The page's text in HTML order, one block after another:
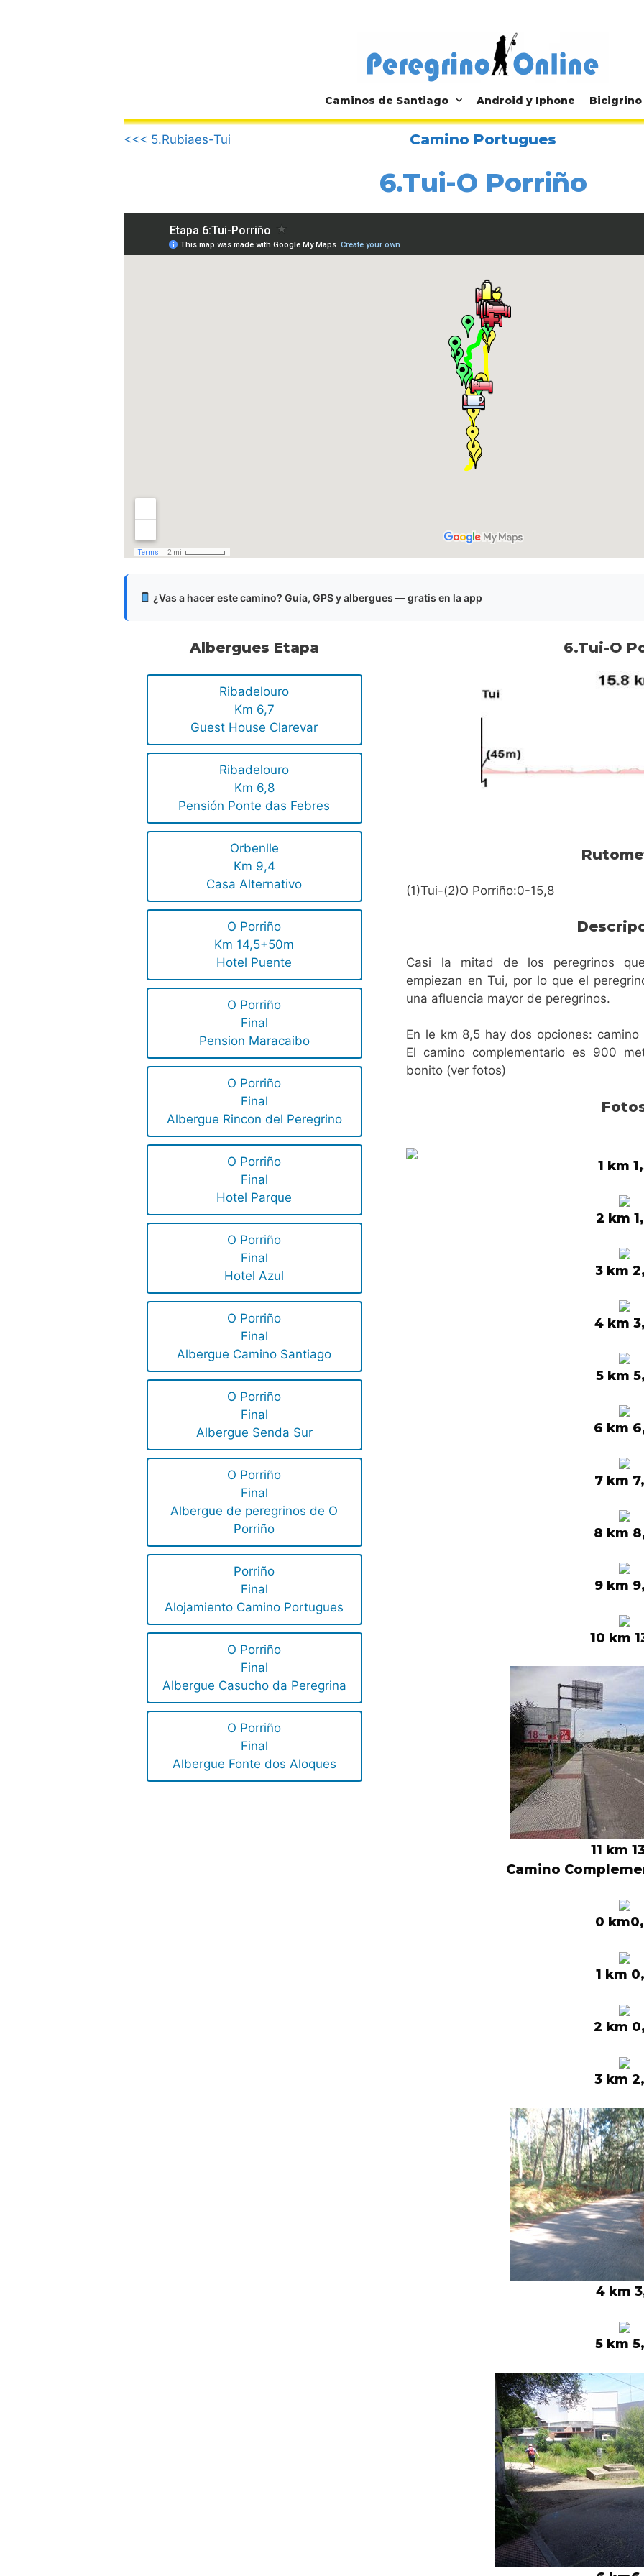
Caminos de Santiago Android y Iphone Bicigrino
.
<<< 5.Rubiaes-Tui
Camino Portugues
6.Tui-O Porriño
¿Vas a hacer este camino? Guía, GPS y albergues — gratis en la app
Albergues Etapa
Ribadelouro
Km 6,7
Guest House Clarevar
Ribadelouro
Km 6,8
Pensión Ponte das Febres
Orbenlle
Km 9,4
Casa Alternativo
O Porriño
Km 14,5+50m
Hotel Puente
O Porriño
Final
Pension Maracaibo
O Porriño
Final
Albergue Rincon del Peregrino
O Porriño
Final
Hotel Parque
O Porriño
Final
Hotel Azul
O Porriño
Final
Albergue Camino Santiago
O Porriño
Final
Albergue Senda Sur
O Porriño
Final
Albergue de peregrinos de O
Porriño
Porriño
Final
Alojamiento Camino Portugues
O Porriño
Final
Albergue Casucho da Peregrina
O Porriño
Final
Albergue Fonte dos Aloques
6.Tui-O
(1)Tui-(2)O Porriño:0-15,8
Casi la mitad de los peregrinos
empiezan en Tui, por lo que el
una afluencia mayor de peregrinos.
En le km 8,5 hay dos opciones:
El camino complementario es 900
bonito (ver fotos)
1 km
2 km
3 km
4 km
5 km
6 km
7 km
8 km
9 km
10 km
11 km
Camino
0
1 km
2 km
3 km
4 km
5 km